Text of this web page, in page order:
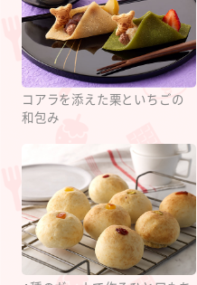
コアラを添えた栗といちごの
和包み